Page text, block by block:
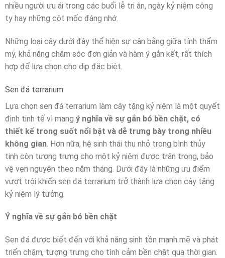
nhiều người ưu ái trong các buổi lễ tri ân, ngày kỷ niệm công
ty hay những cột mốc đáng nhớ.
Những loại cây dưới đây thể hiện sự cân bằng giữa tính thẩm
mỹ, khả năng chăm sóc đơn giản và hàm ý gắn kết, rất thích
hợp để lựa chọn cho dịp đặc biệt.
Sen đá terrarium
Lựa chọn sen đá terrarium làm cây tặng kỷ niệm là một quyết
định tinh tế vì mang ý nghĩa về sự gắn bó bền chặt, có
thiết kế trong suốt nổi bật và dễ trưng bày trong nhiều
không gian . Hơn nữa, hệ sinh thái thu nhỏ trong bình thủy
tinh còn tượng trưng cho một kỷ niệm được trân trọng, bảo
vệ vẹn nguyên theo năm tháng. Dưới đây là những ưu điểm
vượt trội khiến sen đá terrarium trở thành lựa chọn cây tặng
kỷ niệm lý tưởng.
Ý nghĩa về sự gắn bó bền chặt
Sen đá được biết đến với khả năng sinh tồn mạnh mẽ và phát
triển chậm, tượng trưng cho tình cảm bền chặt qua thời gian.